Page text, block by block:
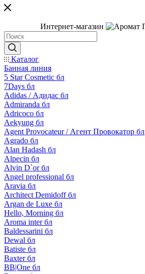
Интернет-магазин
Каталог
Банная линия
5 Star Cosmetic бл
7Days бл
Adidas / Адидас бл
Admiranda бл
Adricoco бл
Aekyung бл
Agent Provocateur / Агент Провокатор бл
Agrado бл
Alan Hadash бл
Alpecin бл
Alvin D`or бл
Angel professional бл
Aravia бл
Architect Demidoff бл
Argan de Luxe бл
Hello, Morning бл
Aroma inter бл
Baldessarini бл
Dewal бл
Batiste бл
Baxter бл
BB|One бл